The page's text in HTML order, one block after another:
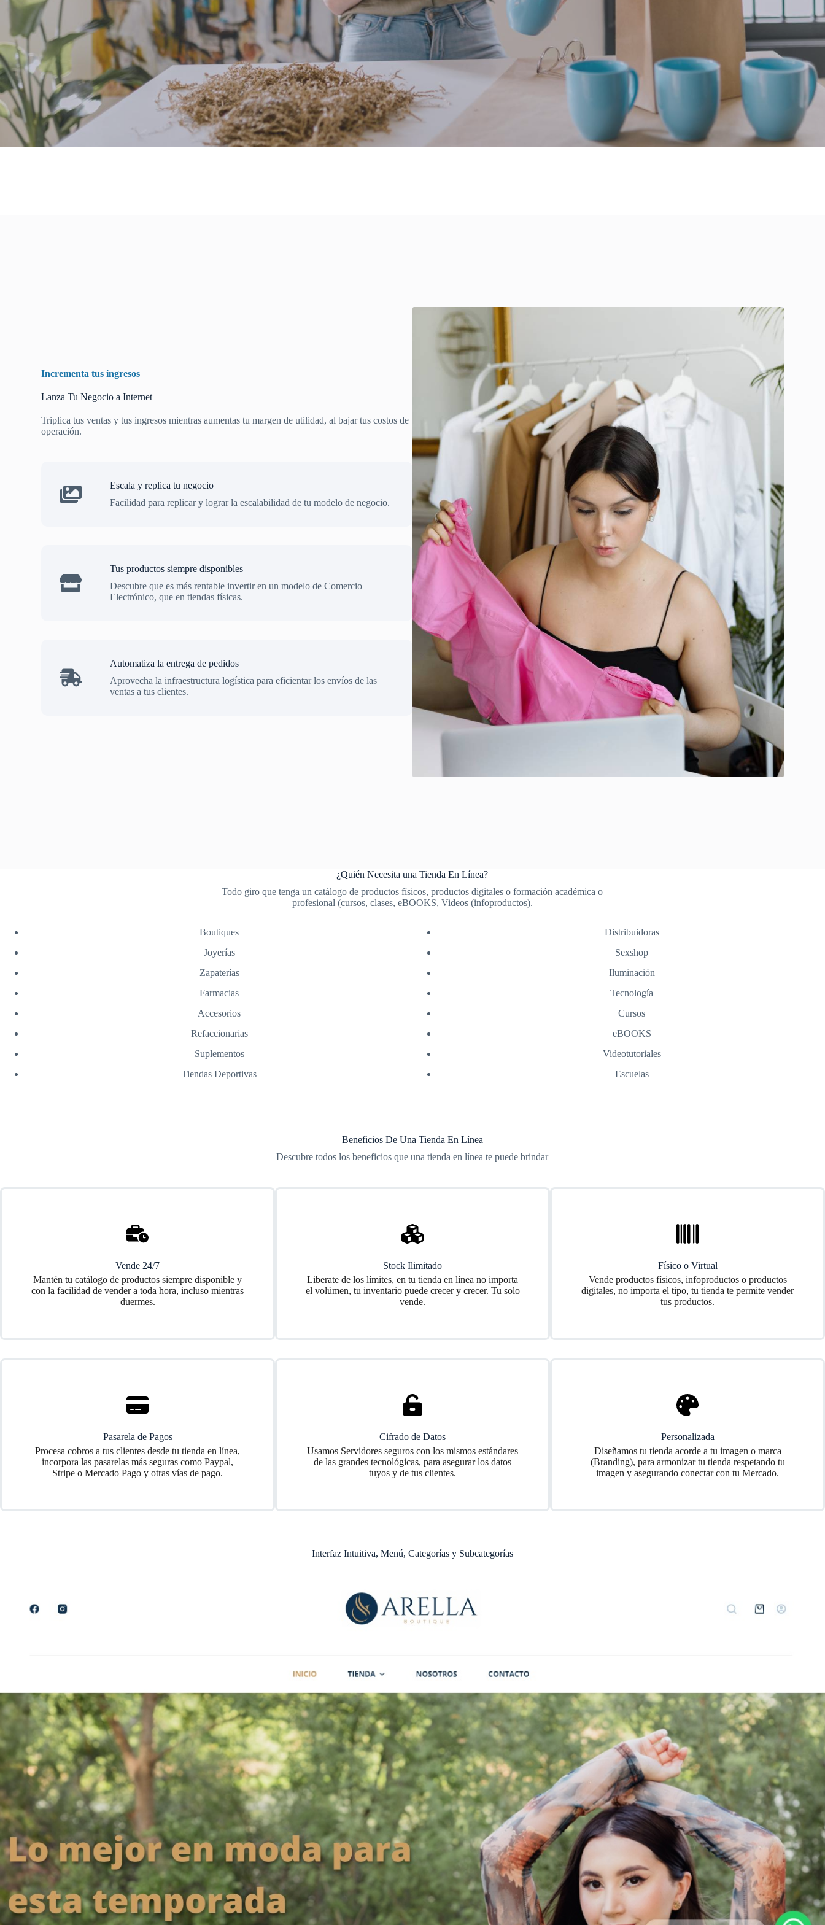
Incrementa tus ingresos
Lanza Tu Negocio a Internet
Triplica tus ventas y tus ingresos mientras aumentas tu margen de utilidad, al bajar tus costos de
operación.
Escala y replica tu negocio
Facilidad para replicar y lograr la escalabilidad de tu modelo de negocio.
Tus productos siempre disponibles
Descubre que es más rentable invertir en un modelo de Comercio
Electrónico, que en tiendas físicas.
Automatiza la entrega de pedidos
Aprovecha la infraestructura logística para eficientar los envíos de las
ventas a tus clientes.
¿Quién Necesita una Tienda En Línea?
Todo giro que tenga un catálogo de productos físicos, productos digitales o formación académica o
profesional (cursos, clases, eBOOKS, Videos (infoproductos).
Boutiques
Joyerías
Zapaterías
Farmacias
Accesorios
Refaccionarias
Suplementos
Tiendas Deportivas
Distribuidoras
Sexshop
Iluminación
Tecnología
Cursos
eBOOKS
Videotutoriales
Escuelas
Beneficios De Una Tienda En Línea
Descubre todos los beneficios que una tienda en línea te puede brindar
Vende 24/7
Mantén tu catálogo de productos siempre disponible y
con la facilidad de vender a toda hora, incluso mientras
duermes.
Stock Ilimitado
Liberate de los límites, en tu tienda en línea no importa
el volúmen, tu inventario puede crecer y crecer. Tu solo
vende.
Físico o Virtual
Vende productos físicos, infoproductos o productos
digitales, no importa el tipo, tu tienda te permite vender
tus productos.
Pasarela de Pagos
Procesa cobros a tus clientes desde tu tienda en línea,
incorpora las pasarelas más seguras como Paypal,
Stripe o Mercado Pago y otras vías de pago.
Cifrado de Datos
Usamos Servidores seguros con los mismos estándares
de las grandes tecnológicas, para asegurar los datos
tuyos y de tus clientes.
Personalizada
Diseñamos tu tienda acorde a tu imagen o marca
(Branding), para armonizar tu tienda respetando tu
imagen y asegurando conectar con tu Mercado.
Interfaz Intuitiva, Menú, Categorías y Subcategorías